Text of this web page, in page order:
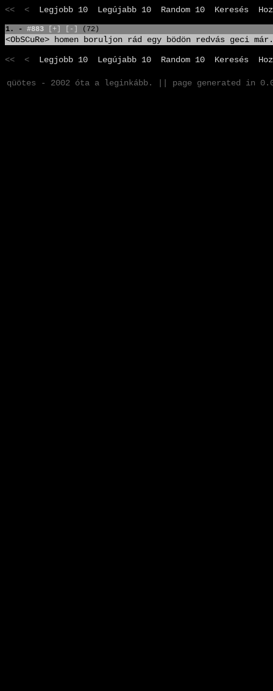
<< < Legjobb 10 Legújabb 10 Random 10 Keresés
1. - #883 [+] [-] (72)
<ObSCuRe> homen boruljon rád egy bödön redvás geci
<< < Legjobb 10 Legújabb 10 Random 10 Keresés
qüötes - 2002 óta a leginkább. || page generated in